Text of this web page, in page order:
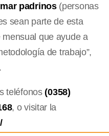
padrinos(personas
sean parte de esta
que ayude a
de trabajo”,
teléfonos(0358)
, o visitar la